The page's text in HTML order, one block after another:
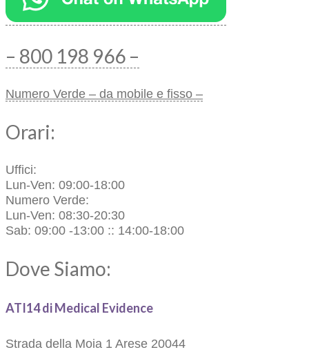
– 800 198 966 –
Numero Verde – da mobile e fisso –
Orari:
Uffici:
Lun-Ven: 09:00-18:00
Numero Verde:
Lun-Ven: 08:30-20:30
Sab: 09:00 -13:00 :: 14:00-18:00
Dove Siamo:
ATI14 di Medical Evidence
Strada della Moia 1 Arese 20044